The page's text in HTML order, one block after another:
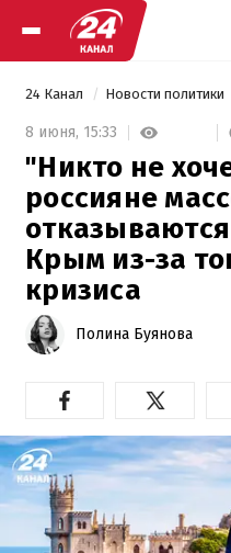
24 Канал Новости политики
8 июня, 15:33
"Никто не
россияне
Крым из-за
кризиса
Полина Буянова